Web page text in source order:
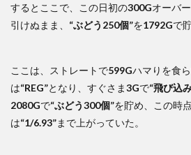
するとここで、この日初の300Gオーバ
引けぬまま、 “ぶどう250個”を1792Gで
ここは、ストレートで599Gハマりを食
は“REG”となり、すぐさま3Gで“飛び込
2080Gで“ぶどう300個”を貯め、この時
は“1/6.93”まで上がっていた。